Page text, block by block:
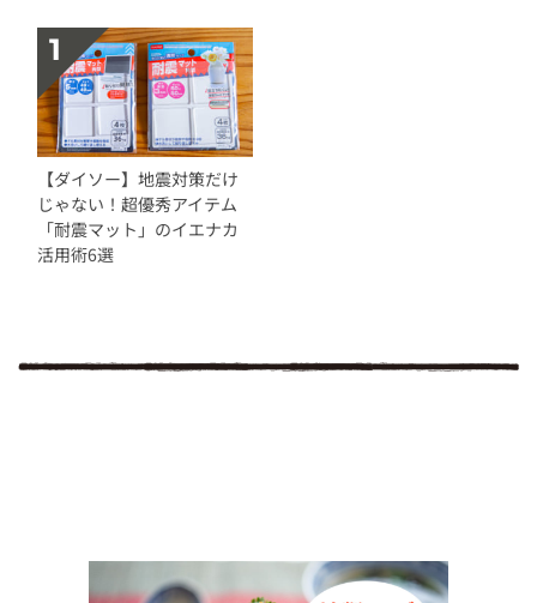
【ダイソー】地震対策だけ
じゃない！超優秀アイテム
「耐震マット」のイエナカ
活用術6選